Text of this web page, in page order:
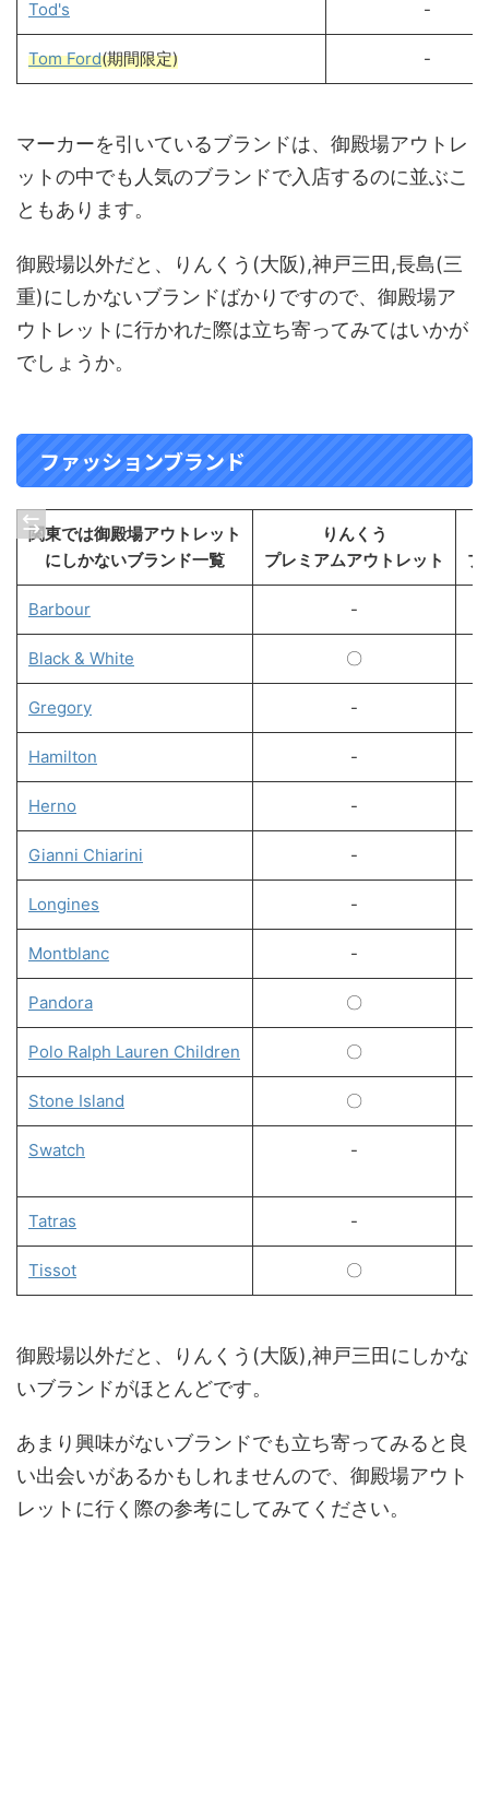
Tod's -
Tom Ford(期間限定) -
マーカーを引いているブランドは、御殿場アウトレ
ットの中でも人気のブランドで入店するのに並ぶこ
ともあります。
御殿場以外だと、りんくう(大阪),神戸三田,長島(三
重)にしかないブランドばかりですので、御殿場ア
ウトレットに行かれた際は立ち寄ってみてはいかが
でしょうか。
ファッションブランド
関東では御殿場アウトレット
にしかないブランド一覧
りんくう
プレミアムアウトレット
プ
Barbour -
Black & White 〇
Gregory -
Hamilton -
Herno -
Gianni Chiarini -
Longines -
Montblanc -
Pandora 〇
Polo Ralph Lauren Children 〇
Stone Island 〇
Swatch -
Tatras -
Tissot 〇
御殿場以外だと、りんくう(大阪),神戸三田にしかな
いブランドがほとんどです。
あまり興味がないブランドでも立ち寄ってみると良
い出会いがあるかもしれませんので、御殿場アウト
レットに行く際の参考にしてみてください。